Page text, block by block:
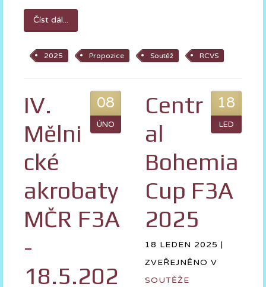
Číst dál...
2025 Propozice Soutěž RCVS
08
ÚNO
IV.
Mělni
cké
akrobaty
MČR F3A
-
18.5.202
18
LED
Centr
al
Bohemia
Cup F3A
2025
18 LEDEN 2025 |
ZVEŘEJNĚNO V
SOUTĚŽE